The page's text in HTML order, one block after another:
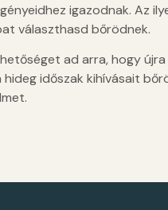
igazodnak. Az
választhasd bőrödnek.
ad arra, hogy
hideg időszak kihívásait